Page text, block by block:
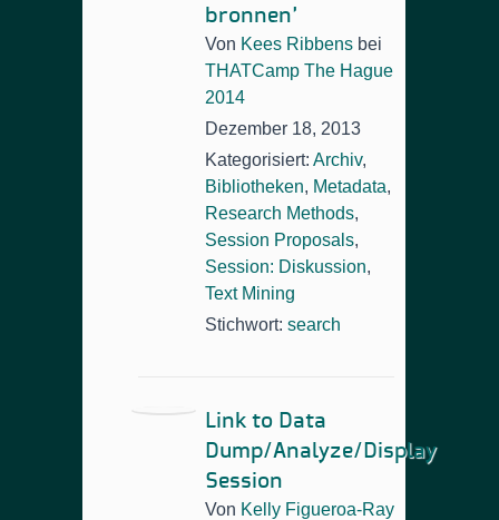
bronnen’
Von Kees Ribbens bei
THATCamp The Hague
2014
Dezember 18, 2013
Kategorisiert: Archiv,
Bibliotheken, Metadata,
Research Methods,
Session Proposals,
Session: Diskussion,
Text Mining
Stichwort: search
Link to Data
Dump/Analyze/Display
Session
Von Kelly Figueroa-Ray